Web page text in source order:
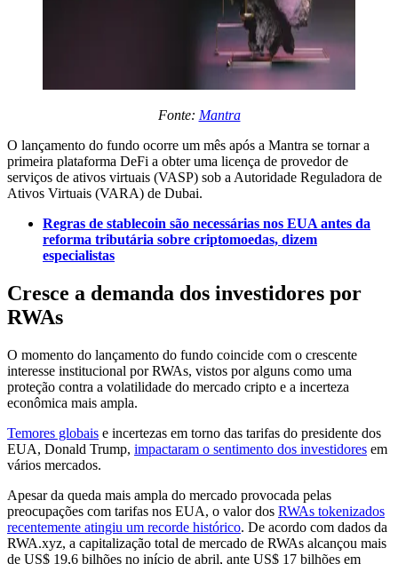
Fonte: Mantra
O lançamento do fundo ocorre um mês após a Mantra se tornar a
primeira plataforma DeFi a obter uma licença de provedor de
serviços de ativos virtuais (VASP) sob a Autoridade Reguladora de
Ativos Virtuais (VARA) de Dubai.
Regras de stablecoin são necessárias nos EUA antes da
reforma tributária sobre criptomoedas, dizem
especialistas
Cresce a demanda dos investidores por
RWAs
O momento do lançamento do fundo coincide com o crescente
interesse institucional por RWAs, vistos por alguns como uma
proteção contra a volatilidade do mercado cripto e a incerteza
econômica mais ampla.
Temores globais e incertezas em torno das tarifas do presidente dos
EUA, Donald Trump, impactaram o sentimento dos investidores em
vários mercados.
Apesar da queda mais ampla do mercado provocada pelas
preocupações com tarifas nos EUA, o valor dos RWAs tokenizados
recentemente atingiu um recorde histórico. De acordo com dados da
RWA.xyz, a capitalização total de mercado de RWAs alcançou mais
de US$ 19,6 bilhões no início de abril, ante US$ 17 bilhões em